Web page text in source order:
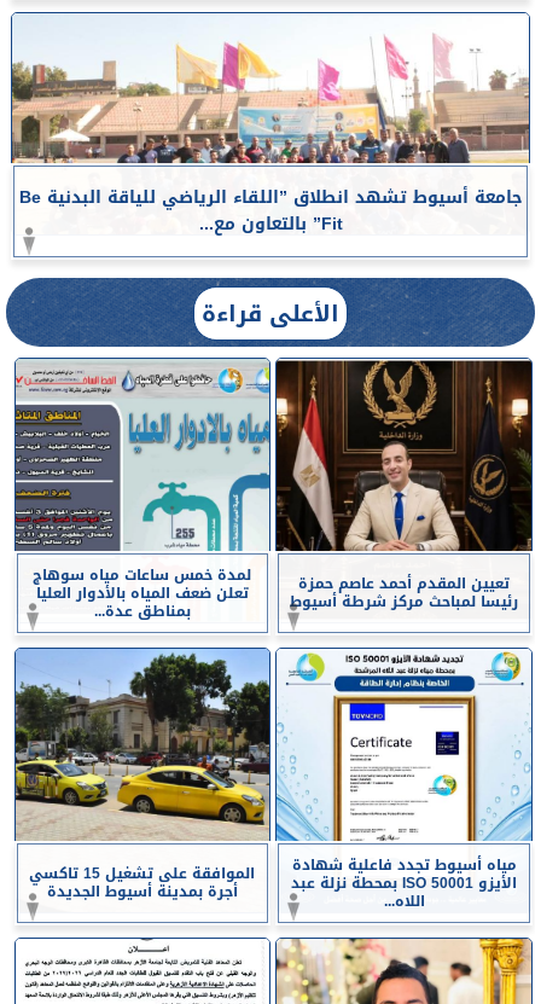
جامعة أسيوط تشهد انطلاق ”اللقاء الرياضي للياقة البدنية Be
Fit” بالتعاون مع...
الأعلى قراءة
تعيين المقدم أحمد عاصم حمزة
رئيسا لمباحث مركز شرطة أسيوط
لمدة خمس ساعات مياه سوهاج
تعلن ضعف المياه بالأدوار العليا
بمناطق عدة...
مياه أسيوط تجدد فاعلية شهادة
الأيزو ISO 50001 بمحطة نزلة عبد
اللاه...
الموافقة على تشغيل 15 تاكسي
أجرة بمدينة أسيوط الجديدة